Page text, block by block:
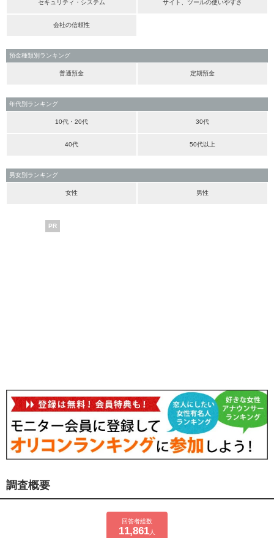
セキュリティ・システム サイト、ツールの使いやすさ
会社の信頼性
預金種類別ランキング
普通預金 定期預金
年代別ランキング
10代・20代 30代
40代 50代以上
男女別ランキング
女性 男性
PR
調査概要
回答者総数
11,861 人